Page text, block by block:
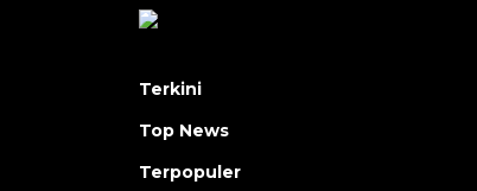
Terkini
Top News
Terpopuler